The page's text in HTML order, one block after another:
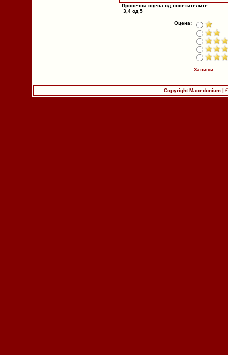
Просечна оцена од посетителите
3,4 од 5
Оцена:
Запиши
Copyright Macedonium |